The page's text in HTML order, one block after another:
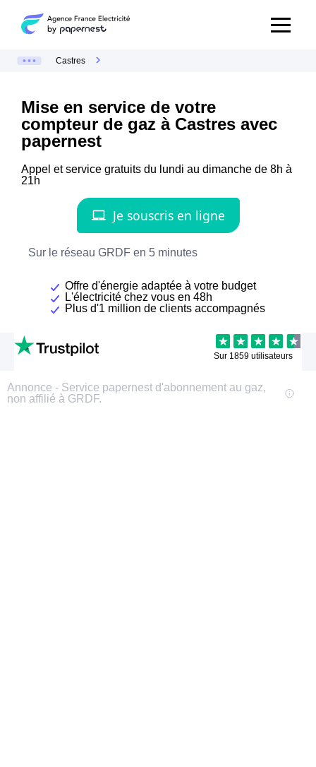
Castres